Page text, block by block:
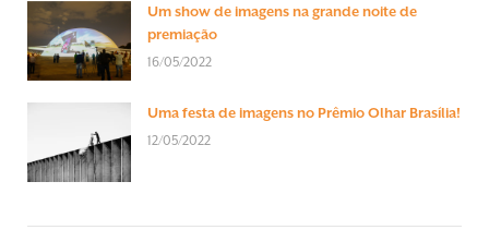
Um show de imagens na grande noite de
premiação
16/05/2022
Uma festa de imagens no Prêmio Olhar Brasília!
12/05/2022